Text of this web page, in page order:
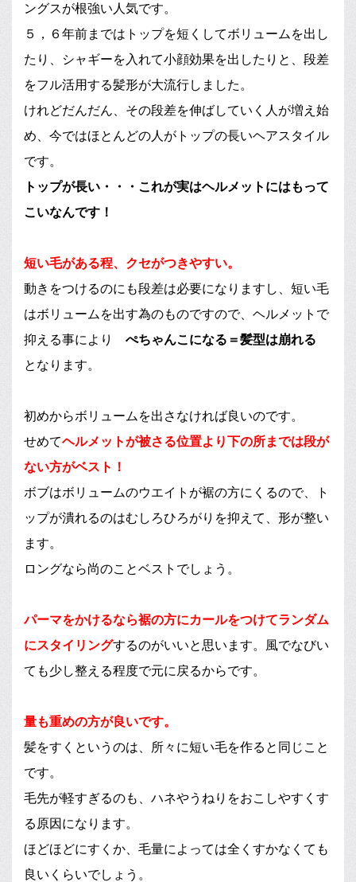
ングスが根強い人気です。
５，６年前まではトップを短くしてボリュームを出し
たり、シャギーを入れて小顔効果を出したりと、段差
をフル活用する髪形が大流行しました。
けれどだんだん、その段差を伸ばしていく人が増え始
め、今ではほとんどの人がトップの長いヘアスタイル
です。
トップが長い・・・これが実はヘルメットにはもって
こいなんです！
短い毛がある程、クセがつきやすい。
動きをつけるのにも段差は必要になりますし、短い毛
はボリュームを出す為のものですので、ヘルメットで
抑える事により ぺちゃんこになる＝髪型は崩れる
となります。
初めからボリュームを出さなければ良いのです。
せめてヘルメットが被さる位置より下の所までは段が
ない方がベスト！
ボブはボリュームのウエイトが裾の方にくるので、ト
ップが潰れるのはむしろひろがりを抑えて、形が整い
ます。
ロングなら尚のことベストでしょう。
パーマをかけるなら裾の方にカールをつけてランダム
にスタイリングするのがいいと思います。風でなびい
ても少し整える程度で元に戻るからです。
量も重めの方が良いです。
髪をすくというのは、所々に短い毛を作ると同じこと
です。
毛先が軽すぎるのも、ハネやうねりをおこしやすくす
る原因になります。
ほどほどにすくか、毛量によっては全くすかなくても
良いくらいでしょう。